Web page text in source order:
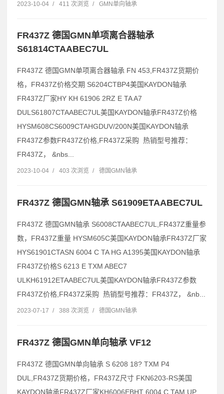
2023-10-04 / 411 次浏览 / GMN单向轴承
FR437Z 德国GMN单项离合器轴承
S61814CTAABEC7UL
FR437Z 德国GMN单项离合器轴承 FN 453,FR437Z货期价
格，FR437Z价格交期 S6204CTBP4美国KAYDON轴承
FR437Z厂家HY KH 61906 2RZ E TA A7
DULS61807CTAABEC7UL美国KAYDON轴承FR437Z价格
HYSM608CS6009CTAHGDUV/200N美国KAYDON轴承
FR437Z参数FR437Z价格,FR437Z采购 热销型号推荐：
FR437Z， &nbs...
2023-10-04 / 403 次浏览 / 德国GMN轴承
FR437Z 德国GMN轴承 S61909ETAABEC7UL
FR437Z 德国GMN轴承 S6008CTAABEC7UL,FR437Z重量参
数，FR437Z重量 HYSM605C美国KAYDON轴承FR437Z厂家
HYS61901CTASN 6004 C TA HG A1395美国KAYDON轴承
FR437Z价格S 6213 E TXM ABEC7
ULKH61912ETAABEC7UL美国KAYDON轴承FR437Z参数
FR437Z价格,FR437Z采购 热销型号推荐：FR437Z， &nb...
2023-07-17 / 388 次浏览 / 德国GMN轴承
FR437Z 德国GMN单向轴承 VF12
FR437Z 德国GMN单向轴承 S 6208 18? TXM P4
DUL,FR437Z货期价格，FR437Z尺寸 FKN6203-RS美国
KAYDON轴承FR437Z厂家KH6006EBHT 6004 C TAM UP